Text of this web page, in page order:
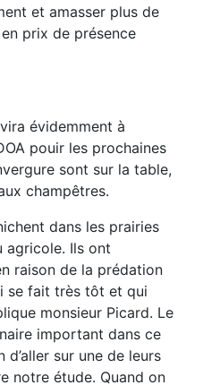
et amasser plus de
prix de présence
évidemment à
pouir les prochaines
sont sur la table,
champêtres.
dans les prairies
agricole. Ils ont
raison de la prédation
se fait très tôt et qui
monsieur Picard. Le
important dans ce
sur une de leurs
notre étude. Quand on